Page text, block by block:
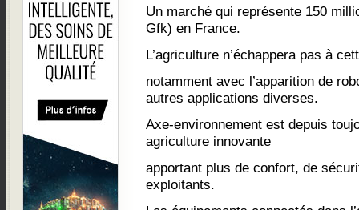
Un marché qui représente 150
Gfk) en France.
L’agriculture n’échappera pas à
notamment avec l’apparition de
autres applications diverses.
Axe-environnement est depuis
agriculture innovante
apportant plus de confort, de
exploitants.